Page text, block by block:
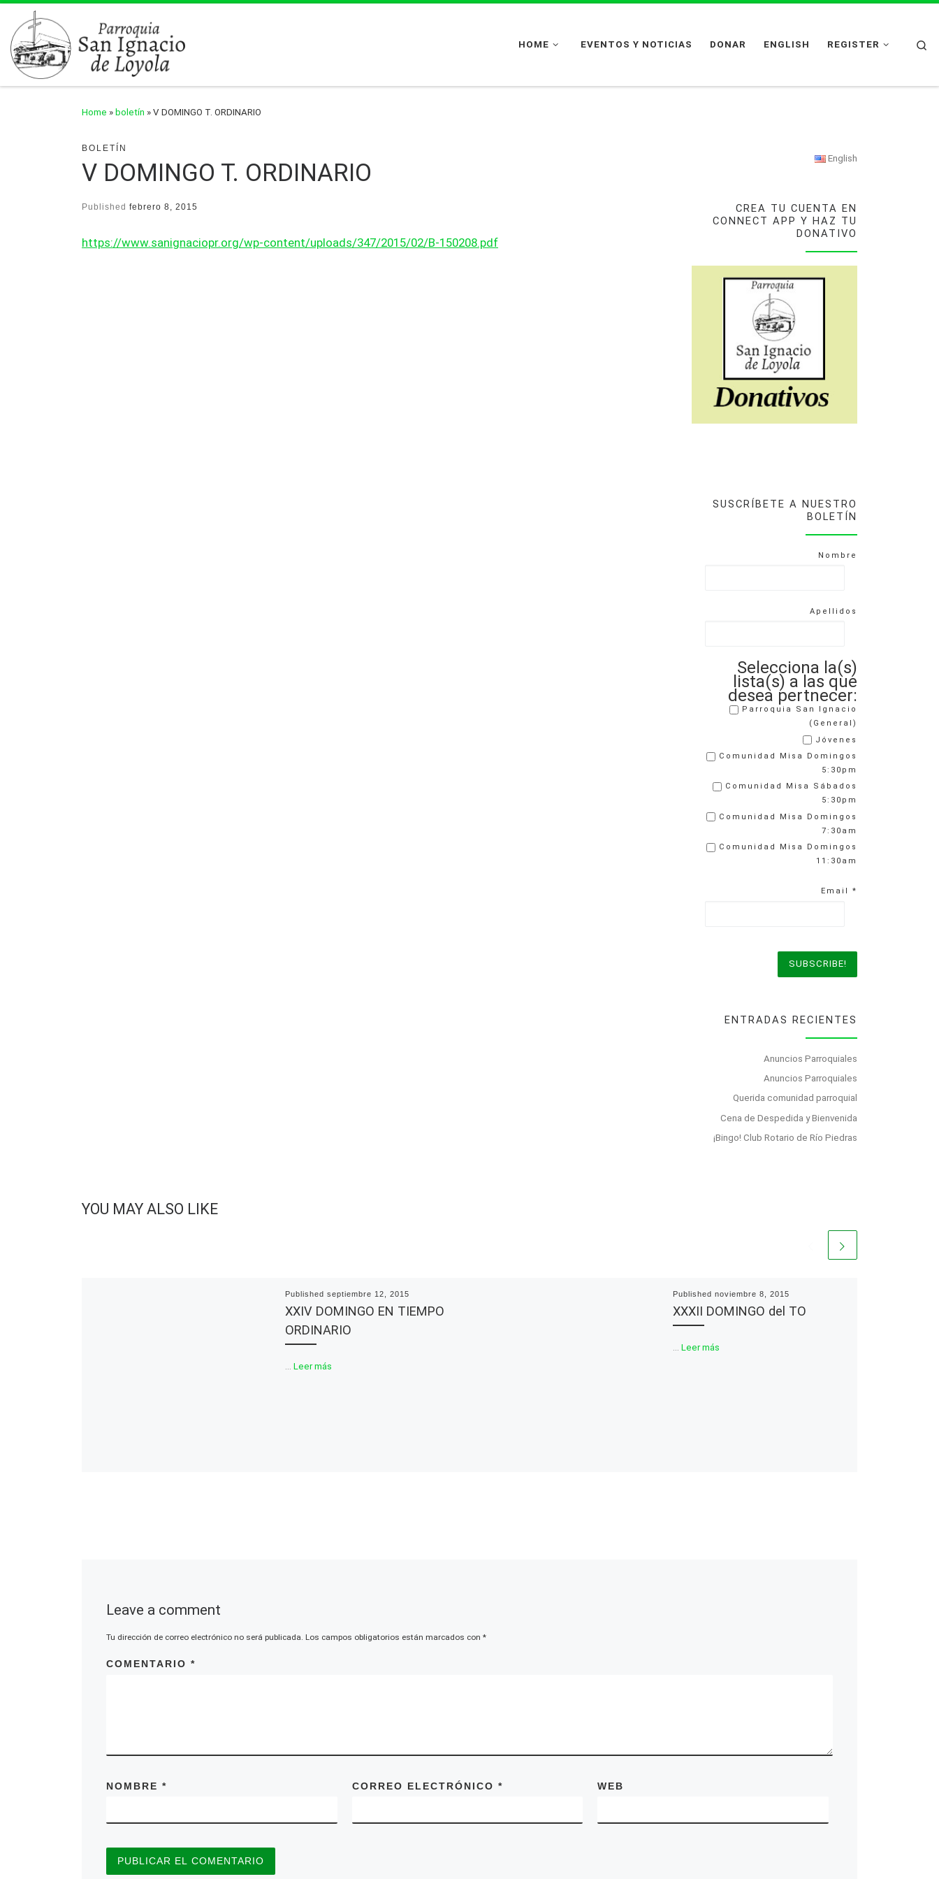
Skip to content
HOME EVENTOS Y NOTICIAS DONAR ENGLISH REGISTER
Home » boletín » V DOMINGO T. ORDINARIO
BOLETÍN
V DOMINGO T. ORDINARIO
Published febrero 8, 2015
https://www.sanignaciopr.org/wp-content/uploads/347/2015/02/B-150208.pdf
YOU MAY ALSO LIKE
Published septiembre 12, 2015
XXIV DOMINGO EN TIEMPO
ORDINARIO
… Leer más
Published noviembre 8, 2015
XXXII DOMINGO del TO
… Leer más
Leave a comment
Tu dirección de correo electrónico no será publicada. Los campos obligatorios están marcados con*
COMENTARIO*
NOMBRE* CORREO ELECTRÓNICO * WEB
English
CREA TU CUENTA EN
CONNECT APP Y HAZ TU
DONATIVO
SUSCRÍBETE A NUESTRO
BOLETÍN
Nombre
Apellidos
Selecciona la(s)
lista(s) a las que
desea pertnecer:
Parroquia San Ignacio
(General)
Jóvenes
Comunidad Misa Domingos
5:30pm
Comunidad Misa Sábados
5:30pm
Comunidad Misa Domingos
7:30am
Comunidad Misa Domingos
11:30am
Email *
ENTRADAS RECIENTES
Anuncios Parroquiales
Anuncios Parroquiales
Querida comunidad parroquial
Cena de Despedida y Bienvenida
¡Bingo! Club Rotario de Río Piedras